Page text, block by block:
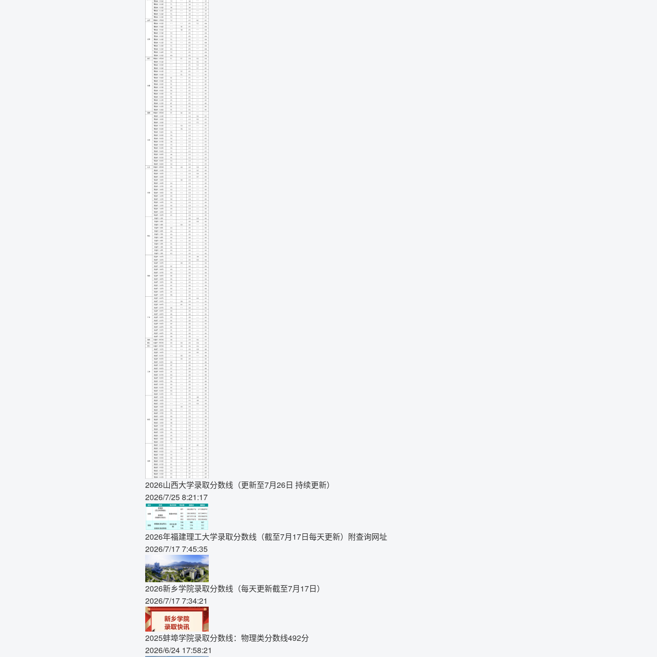
2026山西大学录取分数线（更新至7月26日 持续更新）
2026/7/25 8:21:17
2026年福建理工大学录取分数线（截至7月17日每天更新）附查询网址
2026/7/17 7:45:35
2026新乡学院录取分数线（每天更新截至7月17日）
2026/7/17 7:34:21
2025蚌埠学院录取分数线：物理类分数线492分
2026/6/24 17:58:21